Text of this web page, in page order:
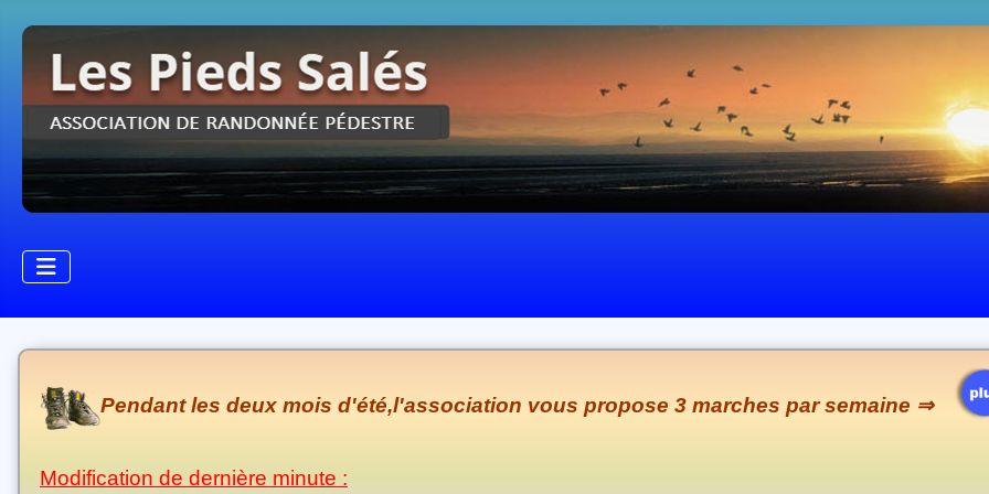
Pendant les deux mois d'été,l'association vous propose 3 marches par semaine ⇒
Modification de dernière minute :